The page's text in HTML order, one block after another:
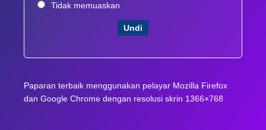
Tidak memuaskan
Undi
Paparan terbaik menggunakan pelayar Mozilla Firefox
dan Google Chrome dengan resolusi skrin 1366×768